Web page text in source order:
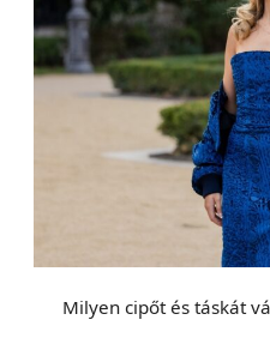
Milyen cipőt és táskát